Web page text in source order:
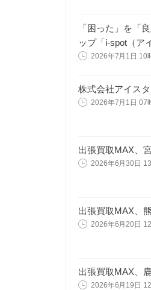
「困った」を「
ップ「i-spot（ア
2026年7月1日 10
株式会社アイス
2026年7月1日 07
出張買取MAX、
2026年6月30日
出張買取MAX、
2026年6月20日
出張買取MAX、
2026年6月19日